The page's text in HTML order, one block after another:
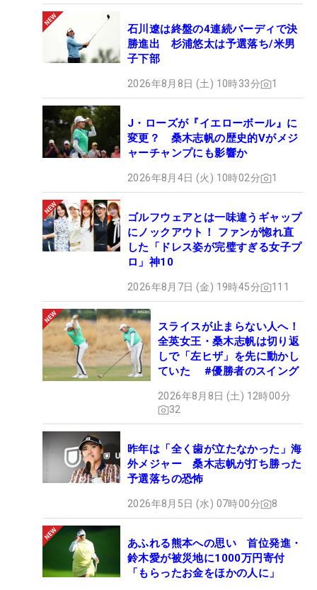
石川遼は終盤の4連続バーディで決
勝進出 杉浦悠太は予選落ち/米男
子下部
2026年8月8日 (土) 10時33分 1
J・ローズが『イエローボール』に
変更？ 桑木志帆の歴史的Vがメジ
ャーチャンプにも影響か
2026年8月4日 (火) 10時02分 1
ゴルフウェアとは一味違うギャップ
にノックアウト！ ファンが惚れ直
した「ドレス姿が完璧すぎる女子プ
ロ」神10
2026年8月7日 (金) 19時45分 111
スライスが止まらない人へ！
全英女王・桑木志帆は切り返
しで「左ヒザ」を先に動かし
ていた #優勝者のスイング
2026年8月8日 (土) 12時00分
32
昨年は「全く歯が立たなかった」海
外メジャー 桑木志帆が打ち勝った
予選落ちの恐怖
2026年8月5日 (水) 07時00分 8
あふれる熊本への思い 首位発進・
鈴木愛が被災地に1000万円寄付
「もらったお金をほかの人に」